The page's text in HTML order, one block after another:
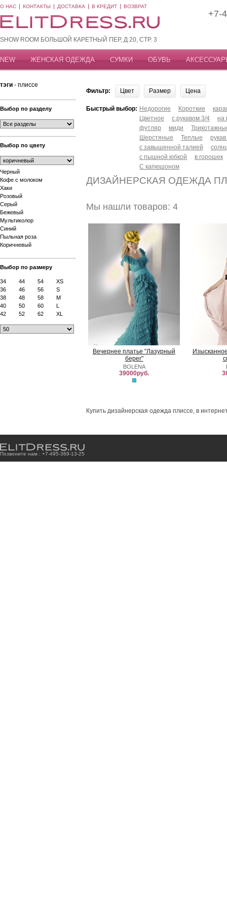
О НАС КОНТАКТЫ ДОСТАВКА В КРЕДИТ ВОЗВРАТ
SHOW ROOM БОЛЬШОЙ КАРЕТНЫЙ ПЕР, Д 20, СТР. 3
+7-
NEW ЖЕНСКАЯ ОДЕЖДА СУМКИ ОБУВЬ
тэги - плиссе
Выбор по разделу
Выбор по цвету
Черный
Кофе с молоком
Хаки
Розовый
Серый
Бежевый
Мультиколор
Синий
Пыльная роза
Коричневый
Выбор по размеру
34 44 54
XS
36
46 56
S
38
48 58
M
40
50 60
L
42
52 62 XL
Фильтр: Цвет Размер Цена
Быстрый выбор: Недорогие Короткие
Цветное
с рукавом 3/4
на
футляр
миди
Шерстяные
Теплые
с завышенной талией
с пышной юбкой
в горошек
С капюшоном
ДИЗАЙНЕРСКАЯ ОДЕЖДА
Мы нашли товаров: 4
Вечернее платье "Лазурный
берег"
BOLENA
39000руб.
Купить дизайнерская одежда плиссе, в
Позвоните нам : +7-495-369-13-25